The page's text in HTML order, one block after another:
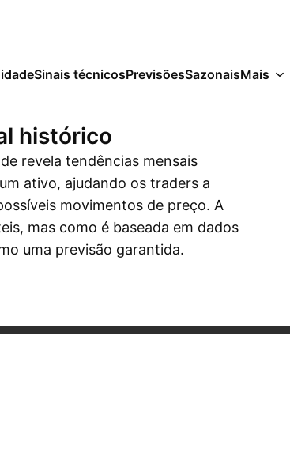
Sinais técnicosPrevisõesSazonaisMais
histórico
revela tendências mensais
ativo, ajudando os traders a
movimentos de preço. A
mas como é baseada em dados
uma previsão garantida.